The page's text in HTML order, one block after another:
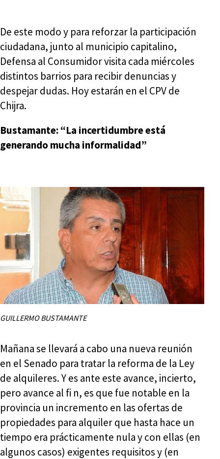
De este modo y para reforzar la participación
ciudadana, junto al municipio capitalino,
Defensa al Consumidor visita cada miércoles
distintos barrios para recibir denuncias y
despejar dudas. Hoy estarán en el CPV de
Chijra.
Bustamante: “La incertidumbre está
generando mucha informalidad”
GUILLERMO BUSTAMANTE
Mañana se llevará a cabo una nueva reunión
en el Senado para tratar la reforma de la Ley
de alquileres. Y es ante este avance, incierto,
pero avance al fi n, es que fue notable en la
provincia un incremento en las ofertas de
propiedades para alquiler que hasta hace un
tiempo era prácticamente nula y con ellas (en
algunos casos) exigentes requisitos y (en